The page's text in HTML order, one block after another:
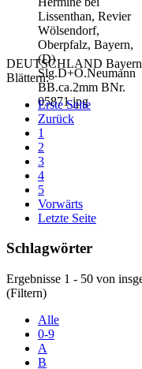
DEUTSCHLAND
Blättern:
Erste Seite
Zurück
1
2
3
4
5
Vorwärts
Letzte Seite
Schlagwörter
Ergebnisse 1 - 50 von
(Filtern)
Alle
0-9
A
B